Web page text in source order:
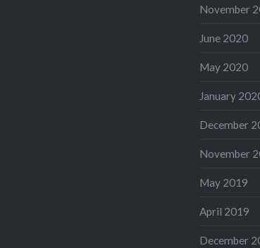
November
June 2020
May 2020
January
December
November
May 2019
April 2019
December